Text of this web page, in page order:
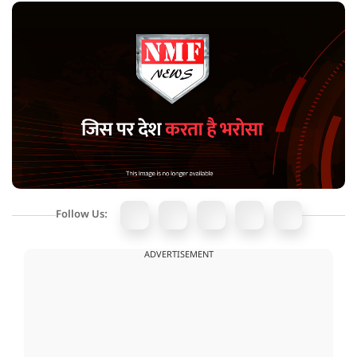
Follow Us:
ADVERTISEMENT